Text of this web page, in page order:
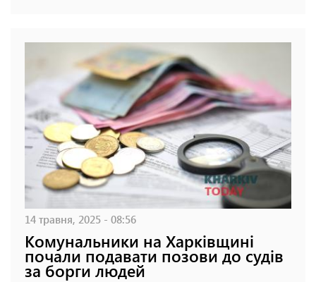
14 травня, 2025 - 08:56
Комунальники на Харківщині
почали подавати позови до судів
за борги людей